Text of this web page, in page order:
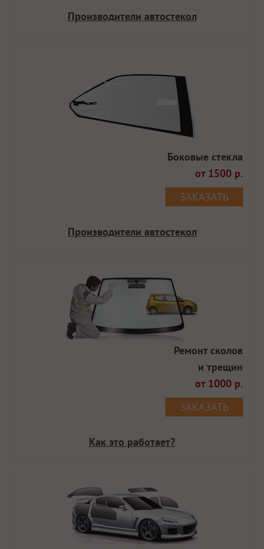
Производители автостекол
Боковые стекла
от 1500 р.
ЗАКАЗАТЬ
Производители автостекол
Ремонт сколов
и трещин
от 1000 р.
ЗАКАЗАТЬ
Как это работает?